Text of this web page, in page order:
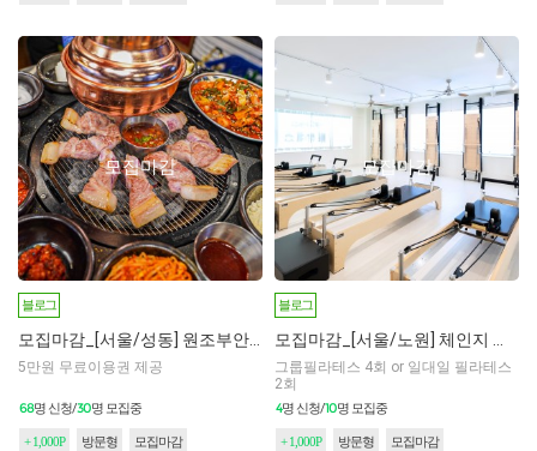
모집마감
블로그
5만원 무료이용권 제공
68명 신청/30명 모집중
+ 1,000P 방문형 모집마감
모집마감
블로그
그룹필라테스 4회 or 일대일 필라테스
2회
4명 신청/10명 모집중
+ 1,000P 방문형 모집마감